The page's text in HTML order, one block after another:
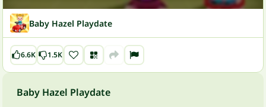
Baby Hazel Playdate
6.6K 1.5K
Baby Hazel Playdate